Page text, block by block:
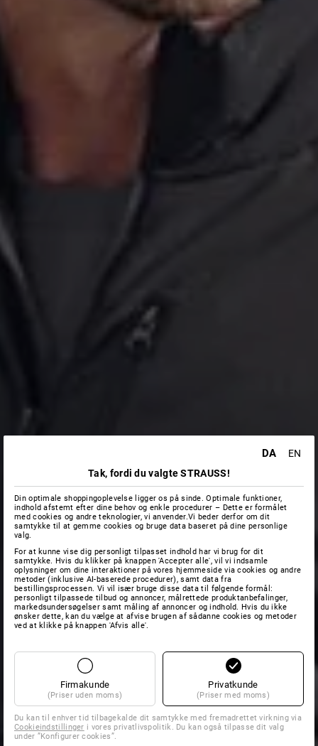
DA
EN
Tak, fordi du valgte STRAUSS!
Din optimale shoppingoplevelse ligger os på sinde. Optimale funktioner,
indhold afstemt efter dine behov og enkle procedurer – Dette er formålet
med cookies og andre teknologier, vi anvender.Vi beder derfor om dit
samtykke til at gemme cookies og bruge data baseret på dine personlige
valg.
For at kunne vise dig personligt tilpasset indhold har vi brug for dit
samtykke. Hvis du klikker på knappen 'Accepter alle', vil vi indsamle
oplysninger om dine interaktioner på vores hjemmeside via cookies og andre
metoder (inklusive AI-baserede procedurer), samt data fra
bestillingsprocessen. Vi vil især bruge disse data til følgende formål:
personligt tilpassede tilbud og annoncer, målrettede produktanbefalinger,
markedsundersøgelser samt måling af annoncer og indhold. Hvis du ikke
ønsker dette, kan du vælge at afvise brugen af sådanne cookies og metoder
ved at klikke på knappen 'Afvis alle'.
Firmakunde
(Priser uden moms)
Privatkunde
(Priser med moms)
Du kan til enhver tid tilbagekalde dit samtykke med fremadrettet virkning via
Cookieindstillinger i vores privatlivspolitik. Du kan også tilpasse dit valg
under ”Konfigurer cookies”.